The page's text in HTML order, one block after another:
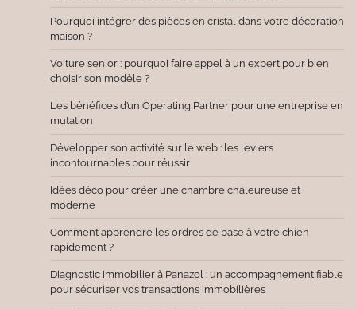
Pourquoi intégrer des pièces en cristal dans votre décoration
maison ?
Voiture senior : pourquoi faire appel à un expert pour bien
choisir son modèle ?
Les bénéfices d’un Operating Partner pour une entreprise en
mutation
Développer son activité sur le web : les leviers
incontournables pour réussir
Idées déco pour créer une chambre chaleureuse et
moderne
Comment apprendre les ordres de base à votre chien
rapidement ?
Diagnostic immobilier à Panazol : un accompagnement fiable
pour sécuriser vos transactions immobilières